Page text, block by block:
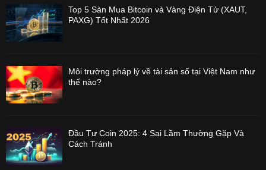
Top 5 Sàn Mua Bitcoin và Vàng Điện Tử (XAUT,
PAXG) Tốt Nhất 2026
Môi trường pháp lý về tài sản số tại Việt Nam như
thế nào?
Đầu Tư Coin 2025: 4 Sai Lầm Thường Gặp Và
Cách Tránh